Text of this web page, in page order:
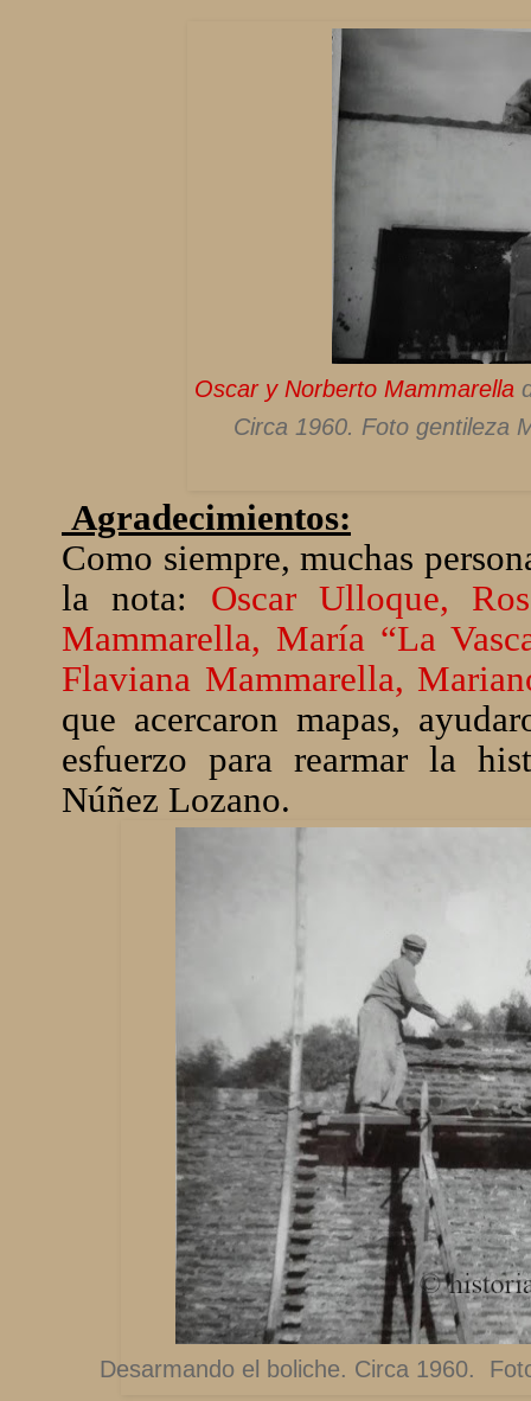
Oscar y Norberto Mammarella
Circa 1960. Foto gentileza
Agradecimientos:
Como siempre, muchas
la nota: Oscar Ulloque,
Mammarella, María “La
Flaviana Mammarella,
que acercaron mapas,
esfuerzo para rearmar la
Núñez Lozano.
Desarmando el boliche. Circa 1960.